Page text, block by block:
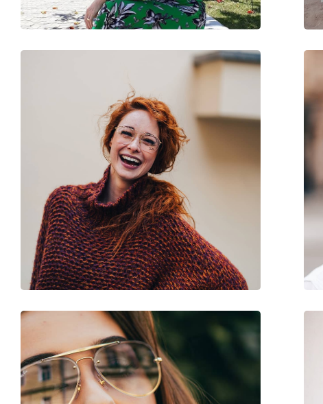
Accesorii
Suport:
Da
Lavetă pentru curățat:
Da
Ochelari de soare
Modă
Cod:
Disponibil si cu dioptrii: